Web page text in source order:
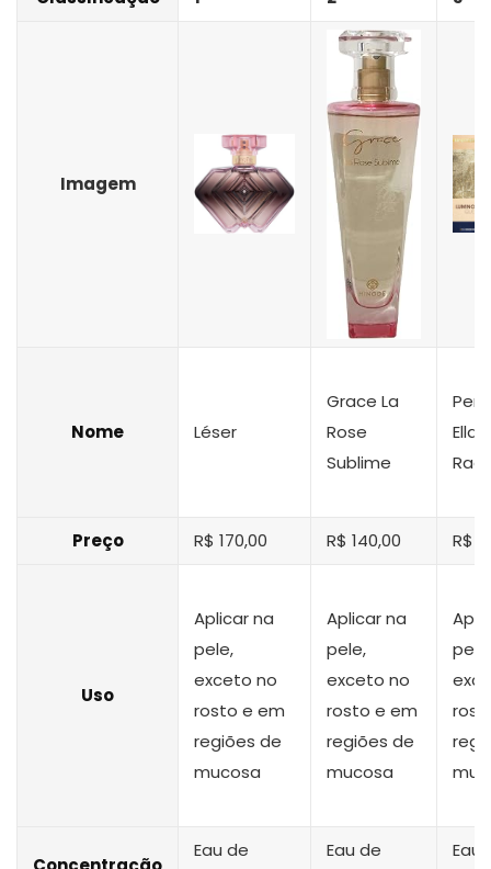
Imagem
Nome Léser
Grace La
Rose
Sublime
Ella
Preço R$ 170,00 R$ 140,00 R$
Uso
Aplicar na
pele,
exceto no
rosto e em
regiões de
mucosa
Aplicar na
pele,
exceto no
rosto e em
regiões de
mucosa
pele,
Eau de
Eau de
Eau